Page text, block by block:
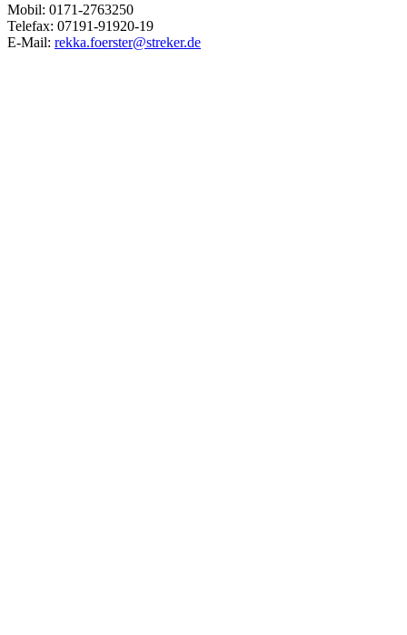
Mobil: 0171-2763250
Telefax: 07191-91920-19
E-Mail: rekka.foerster@streker.de